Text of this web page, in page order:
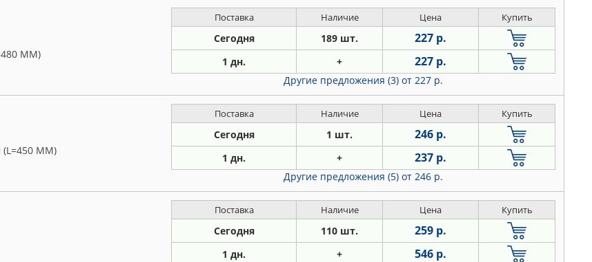
ММ)
Поставка Наличие Цена Купить
Сегодня 189 шт. 227 р.
1 дн. + 227 р.
Другие предложения (3) от 227 р.
(L=450 ММ)
Поставка Наличие Цена Купить
Сегодня 1 шт. 246 р.
1 дн. + 237 р.
Другие предложения (5) от 246 р.
Поставка Наличие Цена Купить
Сегодня 110 шт. 259 р.
1 дн. + 546 р.